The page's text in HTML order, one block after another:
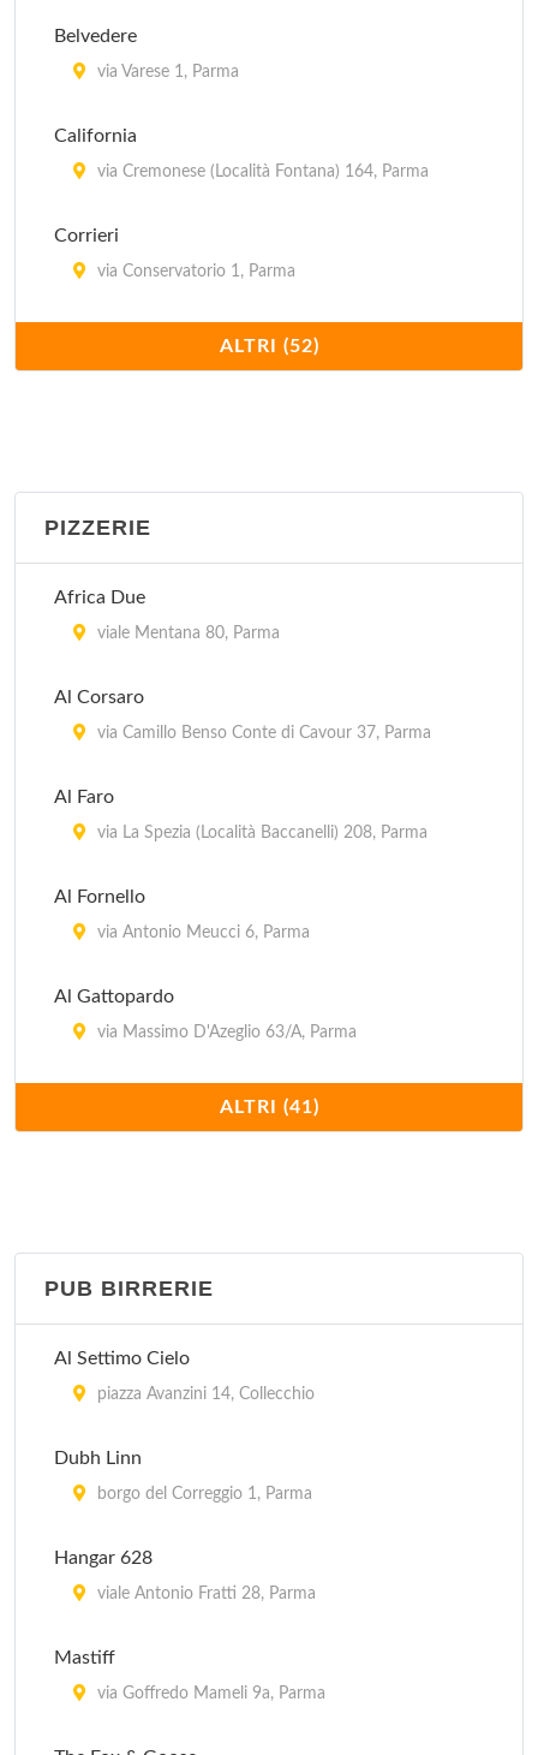
Belvedere
via Varese 1, Parma
California
via Cremonese (Località Fontana) 164, Parma
Corrieri
via Conservatorio 1, Parma
borgo Grassani 1, Parma
Dei Paggi
Del Cacciatore
Del Ducato
Del Tribunale
ALTRI (52)
PIZZERIE
Africa Due
viale Mentana 80, Parma
Al Corsaro
via Camillo Benso Conte di Cavour 37, Parma
Al Faro
via La Spezia (Località Baccanelli) 208, Parma
Al Fornello
via Antonio Meucci 6, Parma
Al Gattopardo
via Massimo D'Azeglio 63/A, Parma
piazza Risorgimento 3, Parma
Al Veliero
Alla Fontana
Astoria
Bon Gusto
ALTRI (41)
PUB BIRRERIE
Al Settimo Cielo
piazza Avanzini 14, Collecchio
Dubh Linn
borgo del Correggio 1, Parma
Hangar 628
viale Antonio Fratti 28, Parma
Mastiff
via Goffredo Mameli 9a, Parma